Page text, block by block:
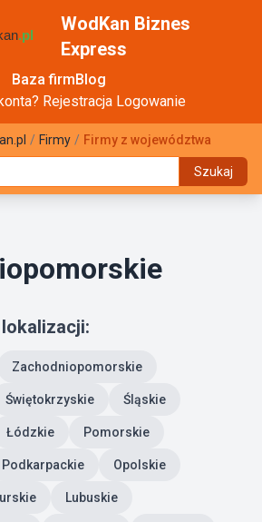
WodKan Biznes
Express
Baza firmBlog
Rejestracja Logowanie
/ Firmy / Firmy z województwa
Szukaj
Zachodniopomorskie
Świętokrzyskie Śląskie
Łódzkie Pomorskie
Podkarpackie Opolskie
Lubuskie